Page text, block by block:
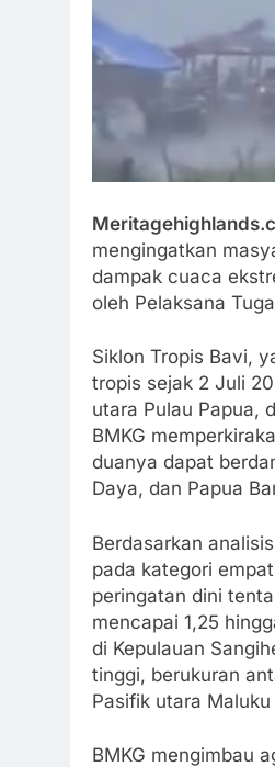
mengingatkan
dampak cuaca
oleh Pelaksana
Siklon Tropis Bavi,
tropis sejak 2 Juli
utara Pulau Papua,
BMKG
duanya dapat
Daya, dan Papua
Berdasarkan
pada kategori
peringatan dini
mencapai 1,25
di Kepulauan
tinggi, berukuran
Pasifik utara
BMKG mengimbau